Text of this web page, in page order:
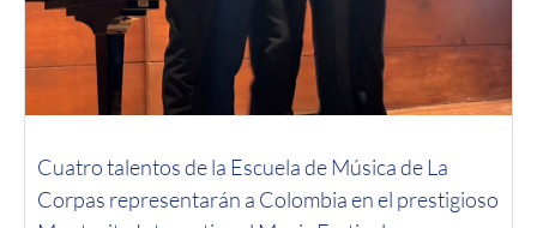
Cuatro talentos de la Escuela de Música de La
Corpas representarán a Colombia en el prestigioso